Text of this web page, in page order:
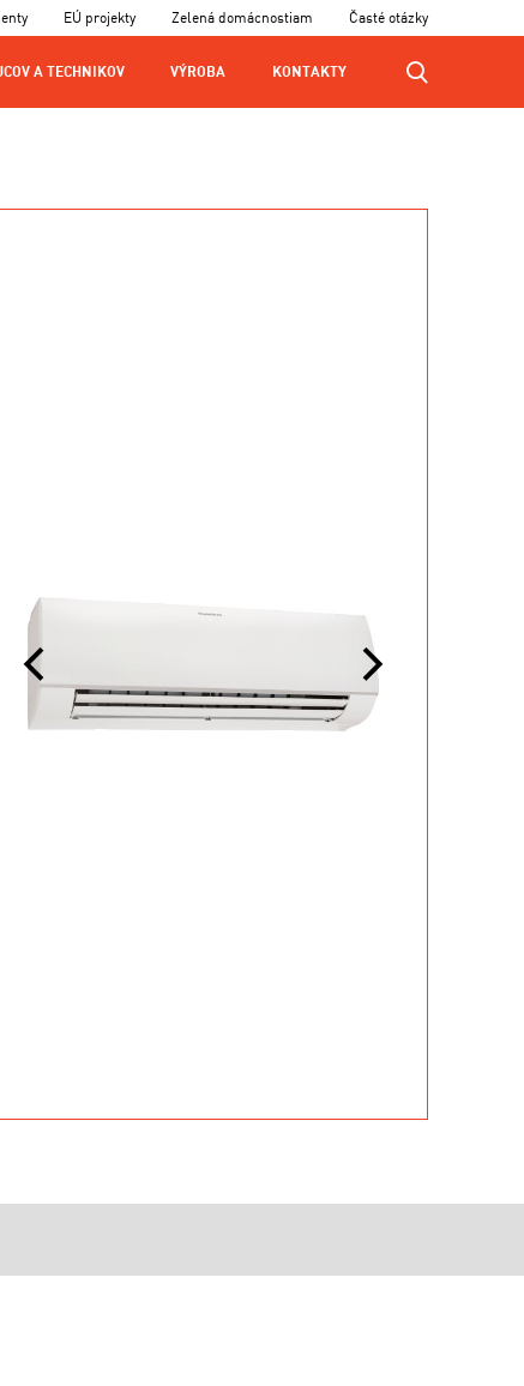
EÚ projekty Zelená domácnostiam Časté otázky
A TECHNIKOV VÝROBA KONTAKTY